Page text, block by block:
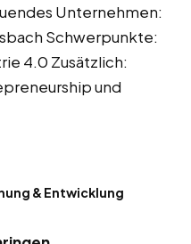
Unternehmen:
Schwerpunkte:
4.0 Zusätzlich:
und
& Entwicklung